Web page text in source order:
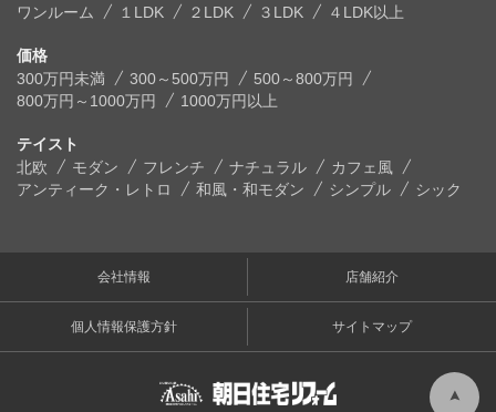
ワンルーム
１LDK ２LDK ３LDK ４LDK以上
価格
300万円未満
300～500万円
500～800万円
800万円～1000万円
1000万円以上
テイスト
北欧
モダン フレンチ ナチュラル
カフェ風
アンティーク・レトロ
和風・和モダン シンプル シック
会社情報 店舗紹介
個人情報保護方針 サイトマップ